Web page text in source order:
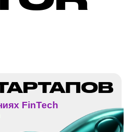
8 НЕДЕЛЬ